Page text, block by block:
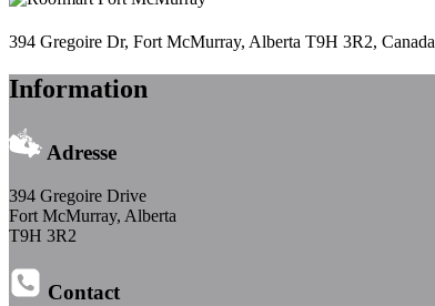
394 Gregoire Dr, Fort McMurray, Alberta T9H 3R2, Canada
Information
Adresse
394 Gregoire Drive
Fort McMurray, Alberta
T9H 3R2
Contact